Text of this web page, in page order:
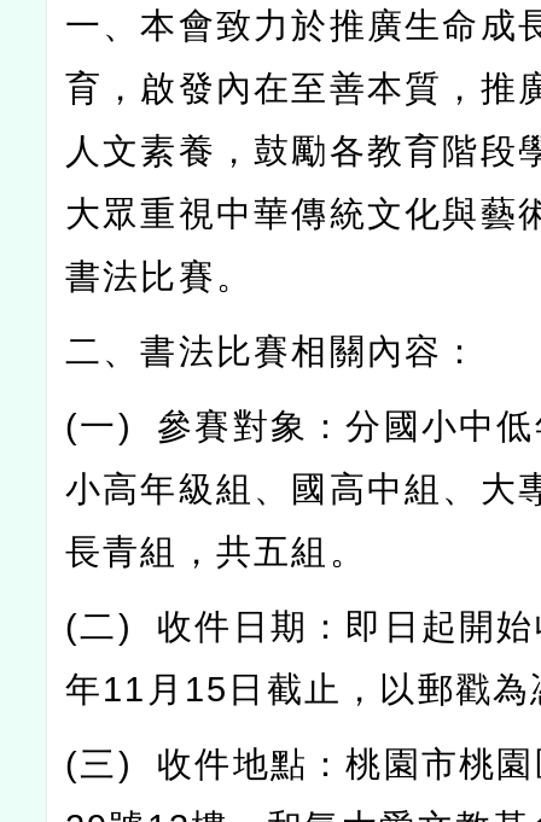
一、本會致力於推廣生命成
育，啟發內在至善本質，推
人文素養，鼓勵各教育階段
大眾重視中華傳統文化與藝
書法比賽。
二、書法比賽相關內容：
(一) 參賽對象：分國小中
小高年級組、國高中組、大
長青組，共五組。
(二) 收件日期：即日起開
年11 月 15 日截止，以郵戳為
(三) 收件地點：桃園市桃